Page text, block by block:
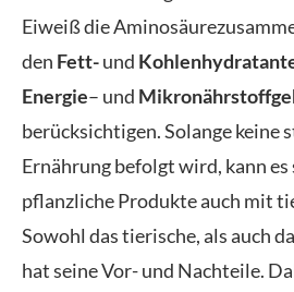
Eiweiß die
den Fett-und
Energie– und
berücksichtigen. Solange keine
Ernährung befolgt wird, kann
pflanzliche Produkte auch mit
Sowohl das tierische, als auch
hat seine Vor- und Nachteile.